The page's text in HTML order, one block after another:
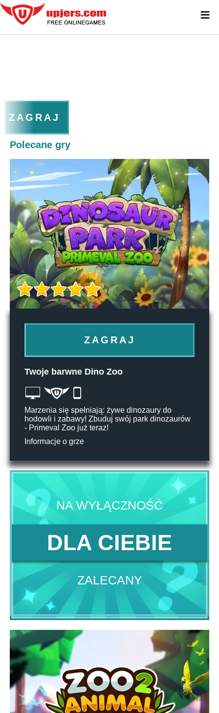
ZAGRAJ
Polecane gry
ZAGRAJ
Twoje barwne Dino Zoo
Marzenia się spełniają: żywe dinozaury do
hodowli i zabawy! Zbuduj swój park dinozaurów
- Primeval Zoo już teraz!
Informacje o grze
NA WYŁĄCZNOŚĆ
DLA CIEBIE
ZALECANY
≡